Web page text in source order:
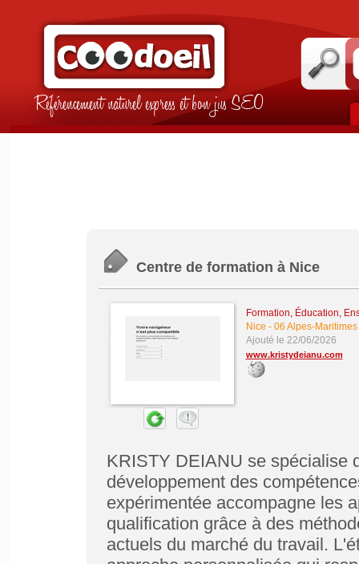
Référencement naturel express et bon jus SEO
Centre de formation à Nice
Formation, Éducation,
Nice - 06 Alpes-Maritimes
Ajouté le 22/06/2026
www.kristydeianu.com
KRISTY DEIANU se spécialise
développement des
expérimentée accompagne les
qualification grâce à des
actuels du marché du travail.